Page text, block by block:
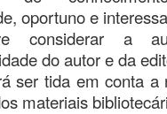
oportuno e
considerar a
do autor e da
ser tida em conta a
materiais